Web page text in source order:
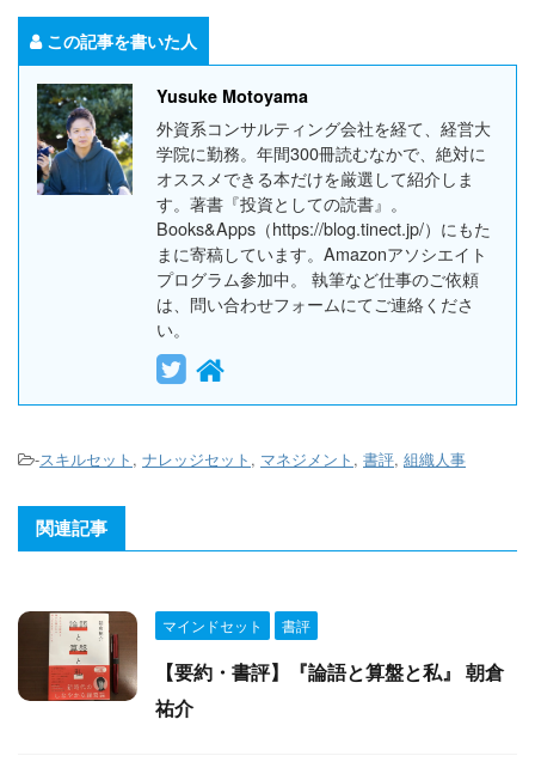
この記事を書いた人
Yusuke Motoyama
外資系コンサルティング会社を経て、経営大
学院に勤務。年間300冊読むなかで、絶対に
オススメできる本だけを厳選して紹介しま
す。著書『投資としての読書』。
Books&Apps（https://blog.tinect.jp/）にもた
まに寄稿しています。Amazonアソシエイト
プログラム参加中。 執筆など仕事のご依頼
は、問い合わせフォームにてご連絡くださ
い。
-スキルセット , ナレッジセット , マネジメント , 書評, 組織人事
関連記事
マインドセット 書評
【要約・書評】『論語と算盤と私』 朝倉
祐介